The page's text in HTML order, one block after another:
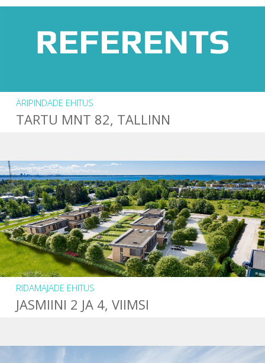
ÄRIPINDADE EHITUS
TARTU MNT 82, TALLINN
RIDAMAJADE EHITUS
JASMIINI 2 JA 4, VIIMSI